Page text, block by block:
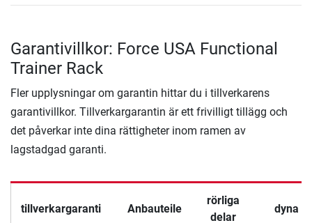
Garantivillkor: Force USA Functional
Trainer Rack
Fler upplysningar om garantin hittar du i tillverkarens
garantivillkor. Tillverkargarantin är ett frivilligt tillägg och
det påverkar inte dina rättigheter inom ramen av
lagstadgad garanti.
tillverkargaranti Anbauteile
rörliga
delar
dyna